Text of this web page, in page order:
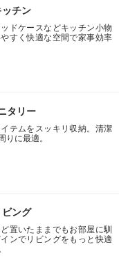
ッチン
ドケースなどキッチン小物
すく快適な空間で家事効率
タリー
テムをスッキリ収納。清潔
りに最適。
ビング
置いたままでもお部屋に馴
ンでリビングをもっと快適